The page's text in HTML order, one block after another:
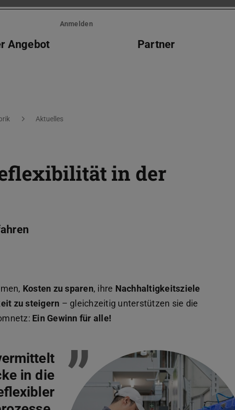
Anmelden
Angebot Partner
Aktuelles
in der
Kosten zu sparen, ihre Nachhaltigkeitsziele
zu steigern – gleichzeitig unterstützen sie die
Ein Gewinn für alle!
in die
”